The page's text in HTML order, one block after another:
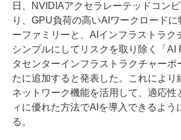
日、NVIDIAアクセラレーテッドコン
り、GPU負荷の高いAIワークロード
ーファミリーと、AIインフラストラク
シンプルにしてリスクを取り除く「AI
タセンターインフラストラクチャーポ
たに追加すると発表した。これにより
ネットワーク機能を活用して、適応性
ィに優れた方法でAIを導入できるよう
る。